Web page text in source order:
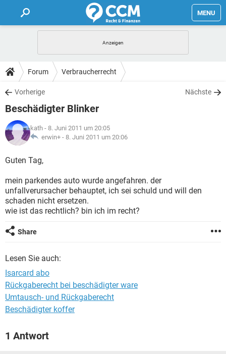
MENU
FORUM
TIPPS
Forum Verbraucherrecht
Vorherige Nächste
Beschädigter Blinker
kath - 8. Juni 2011 um 20:05
erwin+ - 8. Juni 2011 um 20:06
Guten Tag,
mein parkendes auto wurde angefahren. der
unfallverursacher behauptet, ich sei schuld und will den
schaden nicht ersetzen.
wie ist das rechtlich? bin ich im recht?
Share
Lesen Sie auch:
Isarcard abo
Rückgaberecht bei beschädigter ware
Umtausch- und Rückgaberecht
Beschädigter koffer
1 Antwort